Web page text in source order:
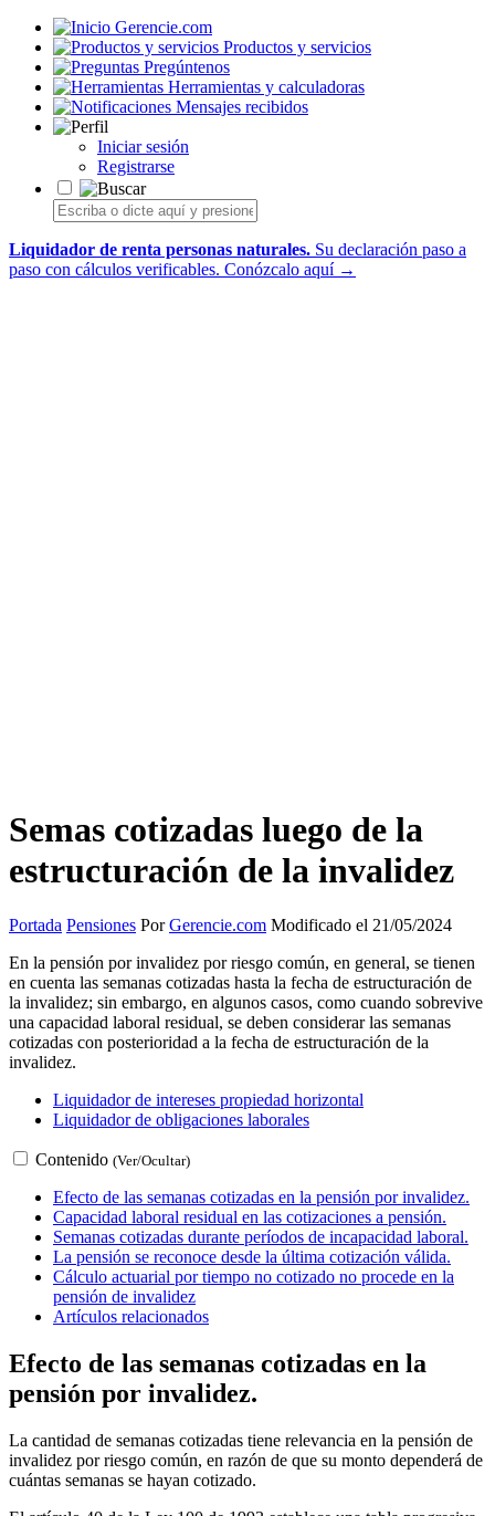
Gerencie.com
Productos y servicios
Pregúntenos
Herramientas y calculadoras
Mensajes recibidos
Iniciar sesión
Registrarse
Liquidador de renta personas naturales. Su declaración paso a
paso con cálculos verificables. Conózcalo aquí →
Semas cotizadas luego de la
estructuración de la invalidez
Portada Pensiones PorGerencie.com Modificado el 21/05/2024
En la pensión por invalidez por riesgo común, en general, se tienen
en cuenta las semanas cotizadas hasta la fecha de estructuración de
la invalidez; sin embargo, en algunos casos, como cuando sobrevive
una capacidad laboral residual, se deben considerar las semanas
cotizadas con posterioridad a la fecha de estructuración de la
invalidez.
Liquidador de intereses propiedad horizontal
Liquidador de obligaciones laborales
Contenido (Ver/Ocultar)
Efecto de las semanas cotizadas en la pensión por invalidez.
Capacidad laboral residual en las cotizaciones a pensión.
Semanas cotizadas durante períodos de incapacidad laboral.
La pensión se reconoce desde la última cotización válida.
Cálculo actuarial por tiempo no cotizado no procede en la
pensión de invalidez
Artículos relacionados
Efecto de las semanas cotizadas en la
pensión por invalidez.
La cantidad de semanas cotizadas tiene relevancia en la pensión de
invalidez por riesgo común, en razón de que su monto dependerá de
cuántas semanas se hayan cotizado.